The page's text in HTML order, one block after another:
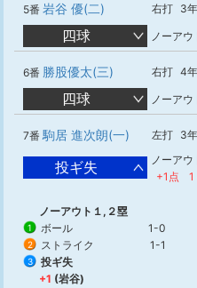
5番 岩谷 優(二) 右打 3年
四球 ノーアウ
6番 勝股優太(三) 右打 4年
四球 ノーアウ
7番駒居 進次朗(一) 左打 3年
投ギ失
ノーアウ
+1点
1
ノーアウト１,２塁
1 ボール 1-0
2 ストライク 1-1
3
投ギ失
+1 (岩谷)